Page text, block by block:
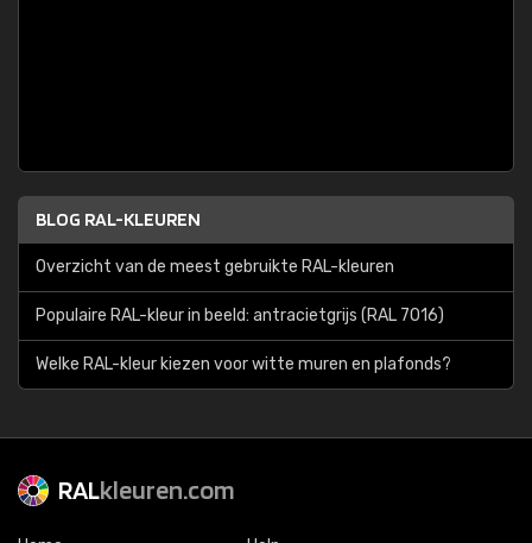
BLOG RAL-KLEUREN
Overzicht van de meest gebruikte RAL-kleuren
Populaire RAL-kleur in beeld: antracietgrijs (RAL 7016)
Welke RAL-kleur kiezen voor witte muren en plafonds?
RALkleuren.com